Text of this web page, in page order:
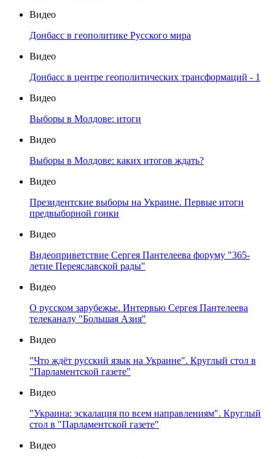
Видео
Донбасс в геополитике Русского мира
Видео
Донбасс в центре геополитических трансформаций - 1
Видео
Выборы в Молдове: итоги
Видео
Выборы в Молдове: каких итогов ждать?
Видео
Президентские выборы на Украине. Первые итоги
предвыборной гонки
Видео
Видеоприветствие Сергея Пантелеева форуму "365-
летие Переяславской рады"
Видео
О русском зарубежье. Интервью Сергея Пантелеева
телеканалу "Большая Азия"
Видео
"Что ждёт русский язык на Украине". Круглый стол в
"Парламентской газете"
Видео
"Украина: эскалация по всем направлениям". Круглый
стол в "Парламентской газете"
Видео